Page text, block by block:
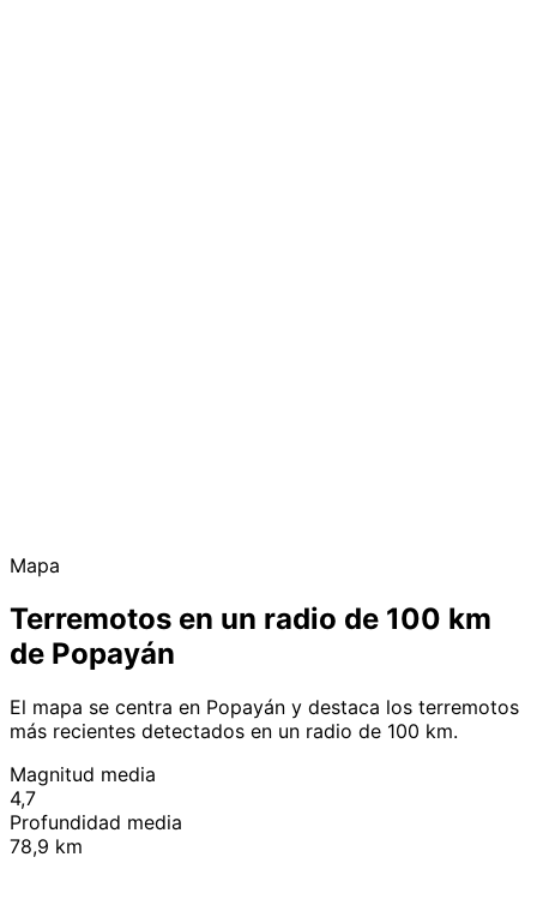
Mapa
Terremotos en un radio de 100 km
de Popayán
El mapa se centra en Popayán y destaca los terremotos
más recientes detectados en un radio de 100 km.
Magnitud media
4,7
Profundidad media
78,9 km